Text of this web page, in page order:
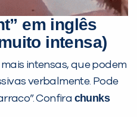
em inglês
intensa)
intensas, que podem
verbalmente. Pode
Confira chunks